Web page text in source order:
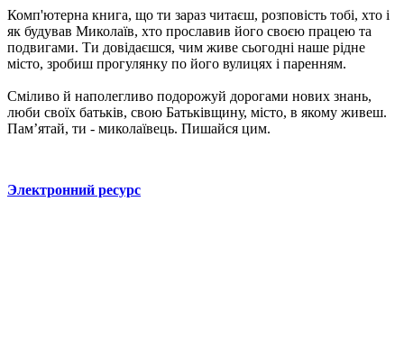
Комп'ютерна книга, що ти зараз читаєш, розповість тобі, хто і
як будував Миколаїв, хто прославив його своєю працею та
подвигами. Ти довідаєшся, чим живе сьогодні наше рідне
місто, зробиш прогулянку по його вулицях і паренням.
Сміливо й наполегливо подорожуй дорогами нових знань,
люби своїх батьків, свою Батьківщину, місто, в якому живеш.
Пам’ятай, ти - миколаївець. Пишайся цим.
Электронний ресурс